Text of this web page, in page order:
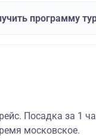
программу
Посадка за 1
московское.